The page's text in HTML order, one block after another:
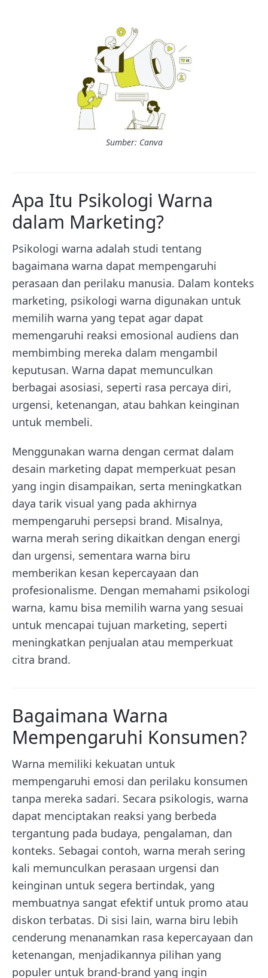
Sumber: Canva
Apa Itu Psikologi Warna
dalam Marketing?
Psikologi warna adalah studi tentang
bagaimana warna dapat mempengaruhi
perasaan dan perilaku manusia. Dalam konteks
marketing, psikologi warna digunakan untuk
memilih warna yang tepat agar dapat
memengaruhi reaksi emosional audiens dan
membimbing mereka dalam mengambil
keputusan. Warna dapat memunculkan
berbagai asosiasi, seperti rasa percaya diri,
urgensi, ketenangan, atau bahkan keinginan
untuk membeli.
Menggunakan warna dengan cermat dalam
desain marketing dapat memperkuat pesan
yang ingin disampaikan, serta meningkatkan
daya tarik visual yang pada akhirnya
mempengaruhi persepsi brand. Misalnya,
warna merah sering dikaitkan dengan energi
dan urgensi, sementara warna biru
memberikan kesan kepercayaan dan
profesionalisme. Dengan memahami psikologi
warna, kamu bisa memilih warna yang sesuai
untuk mencapai tujuan marketing, seperti
meningkatkan penjualan atau memperkuat
citra brand.
Bagaimana Warna
Mempengaruhi Konsumen?
Warna memiliki kekuatan untuk
mempengaruhi emosi dan perilaku konsumen
tanpa mereka sadari. Secara psikologis, warna
dapat menciptakan reaksi yang berbeda
tergantung pada budaya, pengalaman, dan
konteks. Sebagai contoh, warna merah sering
kali memunculkan perasaan urgensi dan
keinginan untuk segera bertindak, yang
membuatnya sangat efektif untuk promo atau
diskon terbatas. Di sisi lain, warna biru lebih
cenderung menanamkan rasa kepercayaan dan
ketenangan, menjadikannya pilihan yang
populer untuk brand-brand yang ingin